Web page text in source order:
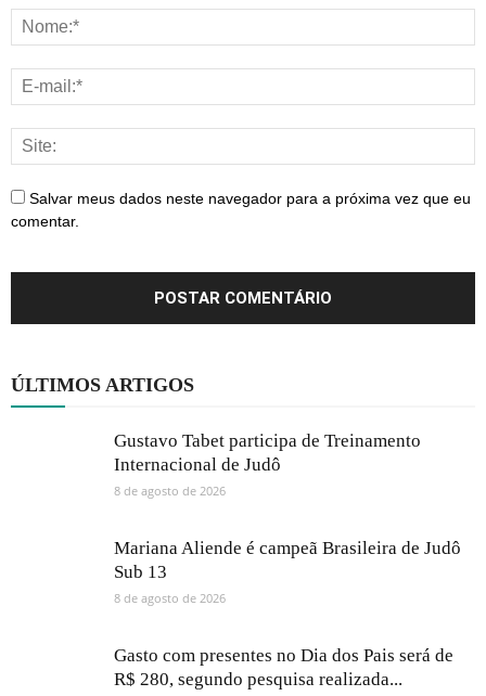
Salvar meus dados neste navegador para a próxima vez que eu
comentar.
ÚLTIMOS ARTIGOS
Gustavo Tabet participa de Treinamento
Internacional de Judô
8 de agosto de 2026
Mariana Aliende é campeã Brasileira de Judô
Sub 13
8 de agosto de 2026
Gasto com presentes no Dia dos Pais será de
R$ 280, segundo pesquisa realizada...